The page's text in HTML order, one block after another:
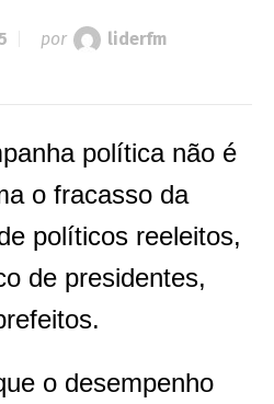
por
liderfm
política não é
o fracasso da
políticos reeleitos,
de presidentes,
o desempenho